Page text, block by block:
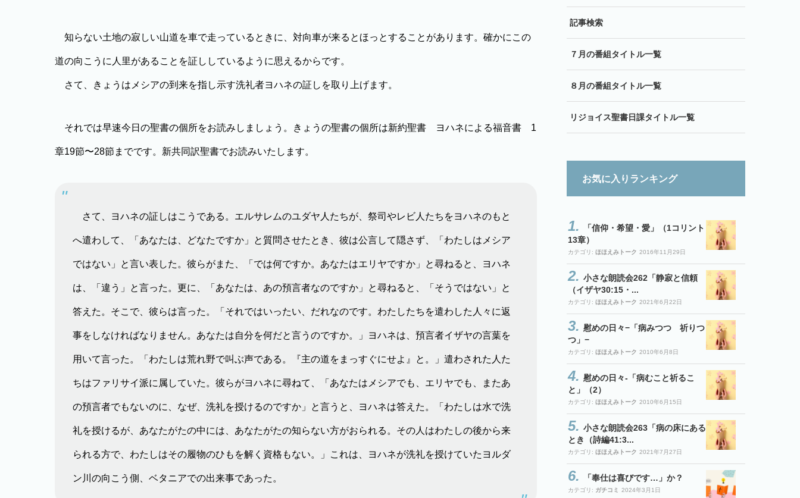
知らない土地の寂しい山道を車で走っているときに、対向車が来るとほっとすることがあります。確かにこの
道の向こうに人里があることを証ししているように思えるからです。
さて、きょうはメシアの到来を指し示す洗礼者ヨハネの証しを取り上げます。
それでは早速今日の聖書の個所をお読みしましょう。きょうの聖書の個所は新約聖書 ヨハネによる福音書 1
章19節〜28節までです。新共同訳聖書でお読みいたします。
さて、ヨハネの証しはこうである。エルサレムのユダヤ人たちが、祭司やレビ人たちをヨハネのもと
へ遣わして、「あなたは、どなたですか」と質問させたとき、彼は公言して隠さず、「わたしはメシア
ではない」と言い表した。彼らがまた、「では何ですか。あなたはエリヤですか」と尋ねると、ヨハネ
は、「違う」と言った。更に、「あなたは、あの預言者なのですか」と尋ねると、「そうではない」と
答えた。そこで、彼らは言った。「それではいったい、だれなのです。わたしたちを遣わした人々に返
事をしなければなりません。あなたは自分を何だと言うのですか。」ヨハネは、預言者イザヤの言葉を
用いて言った。「わたしは荒れ野で叫ぶ声である。『主の道をまっすぐにせよ』と。」遣わされた人た
ちはファリサイ派に属していた。彼らがヨハネに尋ねて、「あなたはメシアでも、エリヤでも、またあ
の預言者でもないのに、なぜ、洗礼を授けるのですか」と言うと、ヨハネは答えた。「わたしは水で洗
礼を授けるが、あなたがたの中には、あなたがたの知らない方がおられる。その人はわたしの後から来
られる方で、わたしはその履物のひもを解く資格もない。」これは、ヨハネが洗礼を授けていたヨルダ
ン川の向こう側、ベタニアでの出来事であった。
記事検索
７月の番組タイトル一覧
８月の番組タイトル一覧
リジョイス聖書日課タイトル一覧
お気に入りランキング
「信仰・希望・愛」（1コリント
13章）
カテゴリ: ほほえみトーク 2016年11月29日
小さな朗読会262「静寂と信頼
（イザヤ30:15・...
カテゴリ: ほほえみトーク 2021年6月22日
慰めの日々−「病みつつ 祈りつ
つ」−
カテゴリ: ほほえみトーク 2010年6月8日
慰めの日々-「病むこと祈るこ
と」（2）
カテゴリ: ほほえみトーク 2010年6月15日
小さな朗読会263「病の床にある
とき（詩編41:3...
カテゴリ: ほほえみトーク 2021年7月27日
「奉仕は喜びです…」か？
カテゴリ: ガチコミ 2024年3月1日